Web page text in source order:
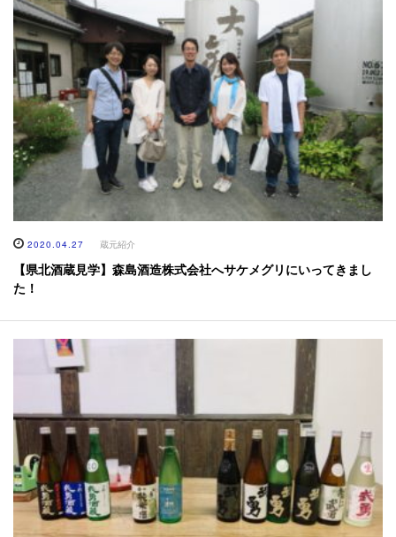
2020.04.27 蔵元紹介
【県北酒蔵見学】森島酒造株式会社へサケメグリにいってきまし
た！